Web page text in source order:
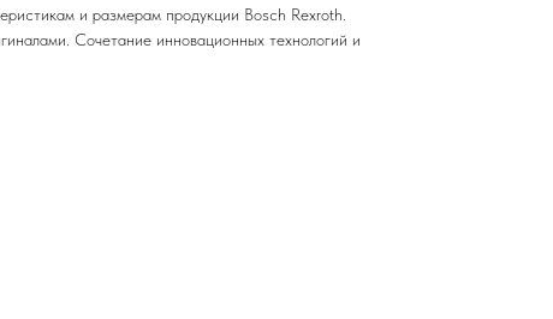
и размерам продукции Bosch Rexroth.
Сочетание инновационных технологий и